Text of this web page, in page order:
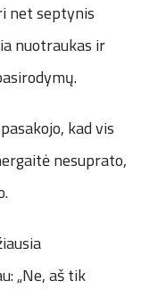
net septynis
nuotraukas ir
kad vis
nesuprato,
„Ne, aš tik